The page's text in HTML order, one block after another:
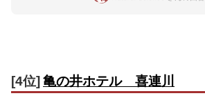
[4位] 亀の井ホテル 喜連川